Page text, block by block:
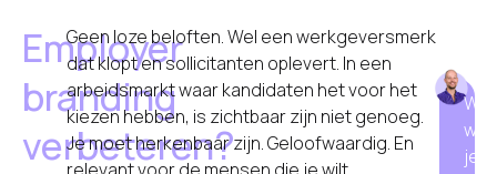
Employer
branding
verbeteren?
Geen loze beloften. Wel een werkgeversmerk
dat klopt en sollicitanten oplevert. In een
arbeidsmarkt waar kandidaten het voor het
kiezen hebben, is zichtbaar zijn niet genoeg.
Je moet herkenbaar zijn. Geloofwaardig. En
je